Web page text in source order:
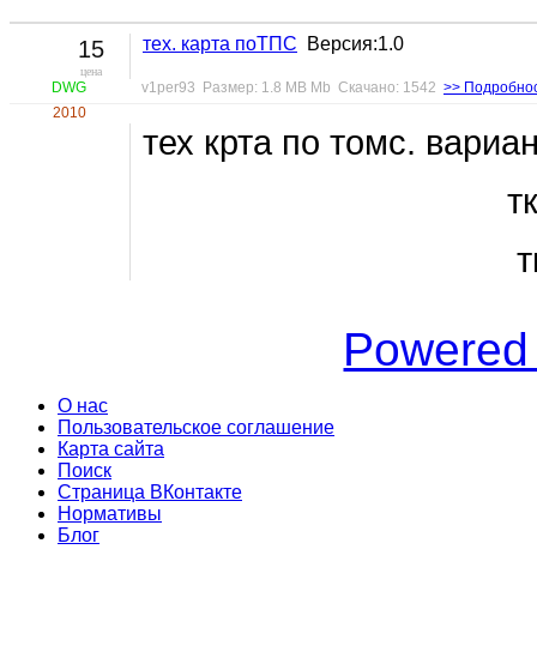
15
цена
DWG
2010
тех. карта поТПС Версия:1.0
v1per93 Размер: 1.8 MB Mb Скачано: 1542 >>
тех крта по томс.
тк2-
тк3 -
О нас
Пользовательское соглашение
Карта сайта
Поиск
Страница ВКонтакте
Нормативы
Блог